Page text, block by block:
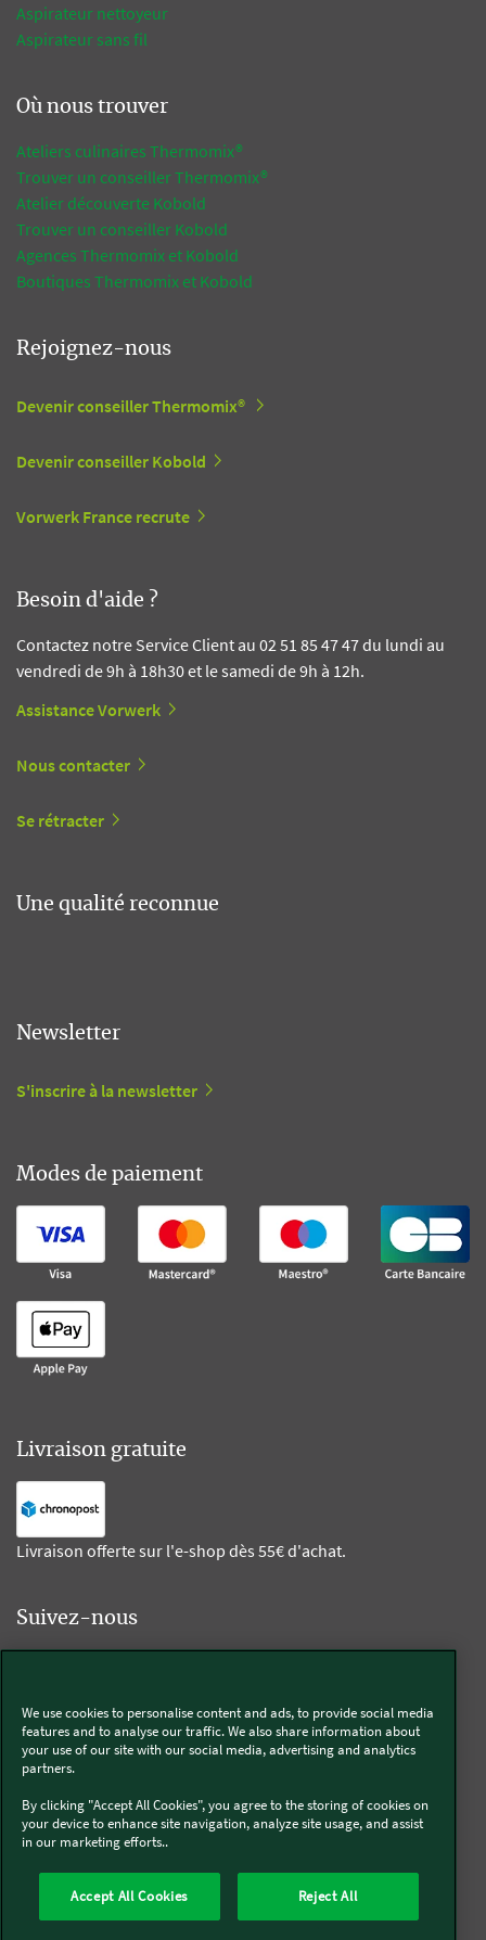
Aspirateur nettoyeur
Aspirateur sans fil
Où nous trouver
Ateliers culinaires Thermomix®
Trouver un conseiller Thermomix®
Atelier découverte Kobold
Trouver un conseiller Kobold
Agences Thermomix et Kobold
Boutiques Thermomix et Kobold
Rejoignez-nous
Devenir conseiller Thermomix®
Devenir conseiller Kobold
Vorwerk France recrute
Besoin d'aide ?
Contactez notre Service Client au 02 51 85 47 47 du lundi au
vendredi de 9h à 18h30 et le samedi de 9h à 12h.
Assistance Vorwerk
Nous contacter
Se rétracter
Une qualité reconnue
Newsletter
S'inscrire à la newsletter
Modes de paiement
Livraison gratuite
Livraison offerte sur l'e-shop dès 55€ d'achat.
Suivez-nous
Thermomix®
Qui sommes-nous
We use cookies to personalise content and ads, to provide social media
features and to analyse our traffic. We also share information about
your use of our site with our social media, advertising and analytics
partners.
By clicking "Accept All Cookies", you agree to the storing of cookies on
your device to enhance site navigation, analyze site usage, and assist
in our marketing efforts..
Accept All Cookies Reject All